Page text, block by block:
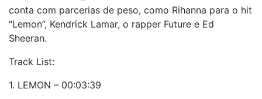
conta com parcerias de peso, como Rihanna para o hit
“Lemon”, Kendrick Lamar, o rapper Future e Ed
Sheeran.
Track List:
1. LEMON – 00:03:39